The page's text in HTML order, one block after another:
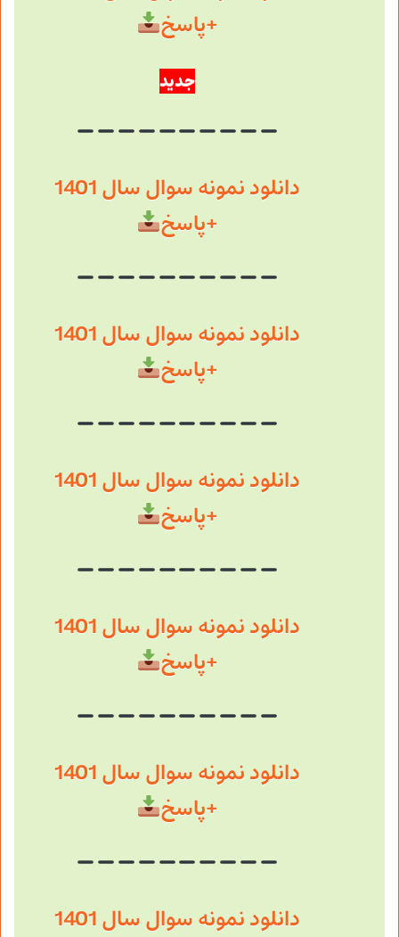
+پاسخ
جدید
دانلود نمونه سوال سال 1401
+پاسخ
دانلود نمونه سوال سال 1401
+پاسخ
دانلود نمونه سوال سال 1401
+پاسخ
دانلود نمونه سوال سال 1401
+پاسخ
دانلود نمونه سوال سال 1401
+پاسخ
دانلود نمونه سوال سال 1401